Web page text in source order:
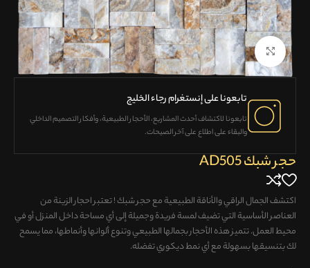
Click to enlarge
تابعونا على إنستغرام رجاء الخليج
تابعونا لاكتشافأحدث المشاريع، الأحجار الطبيعية، وأفكار التصميم الداخلي
والبقاء على اطلاع على آخر الصيحات.
حجر شبك AD505
اكتشف الجمال الراقي والأناقة الطبيعية مع حجر شبك ! تعتبر احجار الزينة من
العناصر الأساسية التي تضيف لمسة فريدة وجميلة إلى أي مساحة داخل المنزل أو في
محيط العمل. تتميز هذه الأحجار بجمالها الطبيعي وتنوع ألوانها وأنماطها، مما يسمح
لك بتنسيقها بسهولة مع أي نمط ديكوري تفضله.